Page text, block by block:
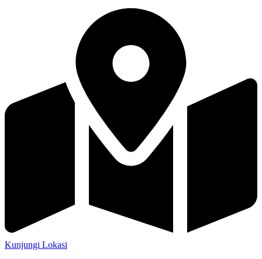
Kunjungi Lokasi